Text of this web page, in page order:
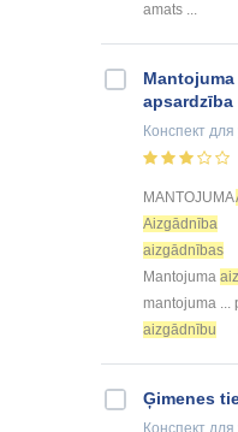
amats ...
apsardzība
Конспект для
MANTOJUMA
Aizgādnība
aizgādnības
Mantojuma
mantojuma ...
aizgādnību
Ģimenes